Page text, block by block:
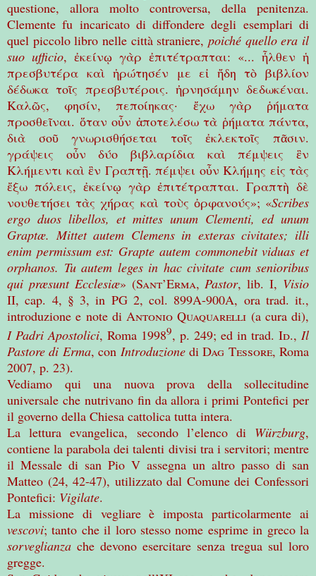
questione, allora molto controversa, della penitenza.
Clemente fu incaricato di diffondere degli esemplari di
quel piccolo libro nelle città straniere, poiché quello era il
suo ufficio, ἐκείνῳ γὰρ ἐπιτέτραπται: «... ἦλθεν ἡ
πρεσβυτέρα καὶ ἠρώτησέν με εἰ ἤδη τὸ βιβλίον
δέδωκα τοῖς πρεσβυτέροις. ἠρνησάμην δεδωκέναι.
Καλῶς,φησίν,πεποίηκας· ἔχω γὰρ ῥήματα
προσθεῖναι. ὅταν οὖν ἀποτελέσω τὰ ῥήματα πάντα,
διὰ σοῦ γνωρισθήσεται τοῖς ἐκλεκτοῖς πᾶσιν.
γράψεις
οὖν δύο βιβλαρίδια καὶ πέμψεις ἓν
Κλήμεντι καὶ ἓν Γραπτῇ. πέμψει οὖν Κλήμης εἰς τὰς
ἔξω πόλεις, ἐκείνῳ γὰρ ἐπιτέτραπται.Γραπτὴ δὲ
νουθετήσει τὰς χήρας καὶ τοὺς ὀρφανούς»; «Scribes
ergo duos libellos, et mittes unum Clementi, ed unum
Graptæ. Mittet autem Clemens in exteras civitates; illi
enim permissum est: Grapte autem commonebit viduas et
orphanos. Tu autem leges in hac civitate cum senioribus
qui præsunt Ecclesiæ» (Sant’Erma, Pastor, lib. I, Visio
II, cap. 4, § 3, in PG 2, col. 899A-900A, ora trad. it.,
introduzione e note di Antonio Quaquarelli (a cura di),
I Padri Apostolici, Roma 19989, p. 249; ed in trad. Id., Il
Pastore di Erma, con IntroduzionediDag Tessore, Roma
2007, p. 23).
Vediamo qui una nuova prova della sollecitudine
universale che nutrivano fin da allora i primi Pontefici per
il governo della Chiesa cattolica tutta intera.
La lettura evangelica, secondo l’elenco di Würzburg,
contiene la parabola dei talenti divisi tra i servitori; mentre
il Messale di san Pio V assegna un altro passo di san
Matteo (24, 42-47), utilizzato dal Comune dei Confessori
Pontefici: Vigilate.
La missione di vegliare è imposta particolarmente ai
vescovi; tanto che il loro stesso nome esprime in greco la
sorveglianza che devono esercitare senza tregua sul loro
gregge.